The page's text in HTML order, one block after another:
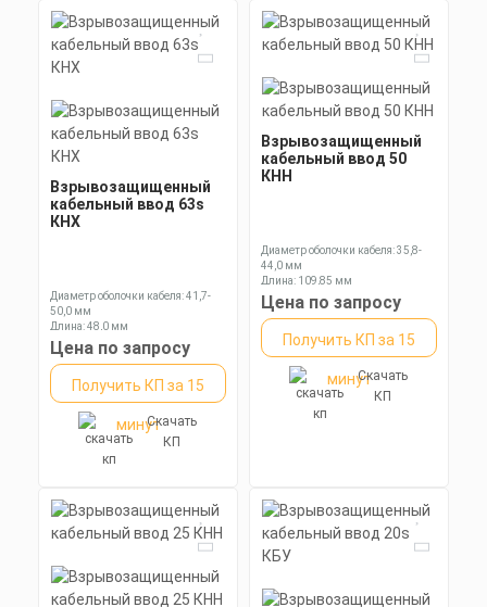
Взрывозащищенный
кабельный ввод 63s
КНХ
Диаметр оболочки кабеля: 41,7-
50,0 мм
Длина: 48,0 мм
Ключ: 70 мм
Цена по запросу
Получить КП за 15
минутСкачать
КП
Взрывозащищенный
кабельный ввод 50
КНН
Диаметр оболочки кабеля: 35,8-
44,0 мм
Длина: 109,85 мм
Ключ: 60 мм
Цена по запросу
Получить КП за 15
минутСкачать
КП